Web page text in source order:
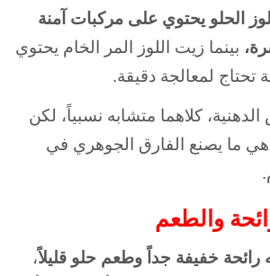
الحلو يحتوي على مركبات آمنة
بينما زيت اللوز المر الخام يحتوي
لمعالجة دقيقة.
كلاهما متشابه نسبياً، لكن
هي ما يصنع الفارق الجوهري في
والطعم
رائحة خفيفة جداً وطعم حلو قليلاً،